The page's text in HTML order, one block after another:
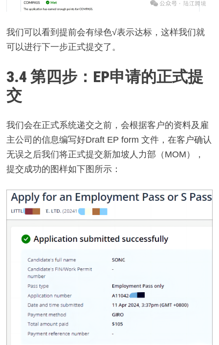
我们可以看到提前会有绿色√表示达标，这样我们就
可以进行下一步正式提交了。
3.4第四步：EP申请的正式提
交
我们会在正式系统递交之前，会根据客户的资料及雇
主公司的信息编写好Draft EP form 文件，在客户确认
无误之后我们将正式提交新加坡人力部（MOM），
提交成功的图样如下图所示：